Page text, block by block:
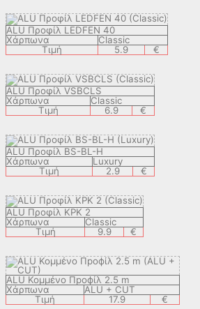
ALU Προφίλ LEDFEN 40
Χάρπωνα
Classic
Τιμή
5.9 €
ALU Προφίλ VSBCLS
Χάρπωνα
Classic
Τιμή
6.9 €
ALU Προφίλ BS-BL-H
Χάρπωνα
Luxury
Τιμή
2.9 €
ALU Προφίλ KPK 2
Χάρπωνα
Classic
Τιμή
9.9 €
ALU Koμμένο Профίλ 2.5 m
Χάρπωνα
ALU + CUT
Τιμή
17.9 €